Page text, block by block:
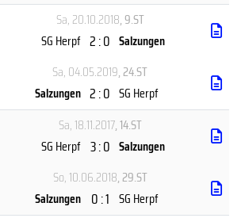
Sa, 20.10.2018, 9.ST
SG Herpf 2 : 0 Salzungen
Sa, 04.05.2019, 24.ST
Salzungen 2 : 0 SG Herpf
Sa, 18.11.2017, 14.ST
SG Herpf 3 : 0 Salzungen
So, 10.06.2018, 29.ST
Salzungen 0 : 1 SG Herpf